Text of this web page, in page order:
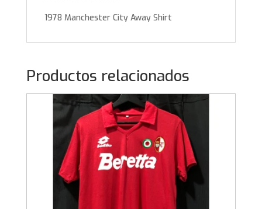
1978 Manchester City Away Shirt
Productos relacionados